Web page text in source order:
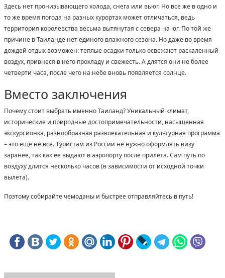
Здесь нет пронизывающего холода, снега или вьюг. Но все же в одно и
то же время погода на разных курортах может отличаться, ведь
территория королевства весьма вытянутая с севера на юг. По той же
причине в Таиланде нет единого влажного сезона. Но даже во время
дождей отдых возможен: теплые осадки только освежают раскаленный
воздух, привнеся в него прохладу и свежесть. А длятся они не более
четверти часа, после чего на небе вновь появляется солнце.
Вместо заключения
Почему стоит выбрать именно Таиланд? Уникальный климат,
исторические и природные достопримечательности, насыщенная
экскурсионка, разнообразная развлекательная и культурная программа
– это еще не все. Туристам из России не нужно оформлять визу
заранее, так как ее выдают в аэропорту после прилета. Сам путь по
воздуху длится несколько часов (в зависимости от исходной точки
вылета).
Поэтому собирайте чемоданы и быстрее отправляйтесь в путь!